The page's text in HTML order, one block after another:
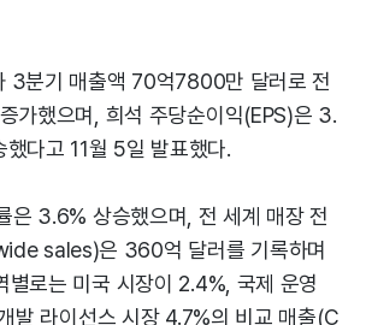
3분기 매출액 70억7800만 달러로 전
가했으며, 희석 주당순이익(EPS)은 3.
다고 11월 5일 발표했다.
은 3.6% 상승했으며, 전 세계 매장 전
sales)은 360억 달러를 기록하며
별로는 미국 시장이 2.4%, 국제 운영
발 라이선스 시장 4.7%의 비교 매출(C